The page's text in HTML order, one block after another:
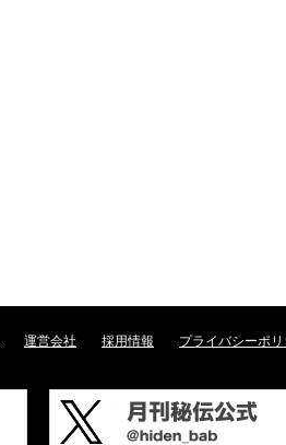
運営会社 採用情報 プライバシーポ